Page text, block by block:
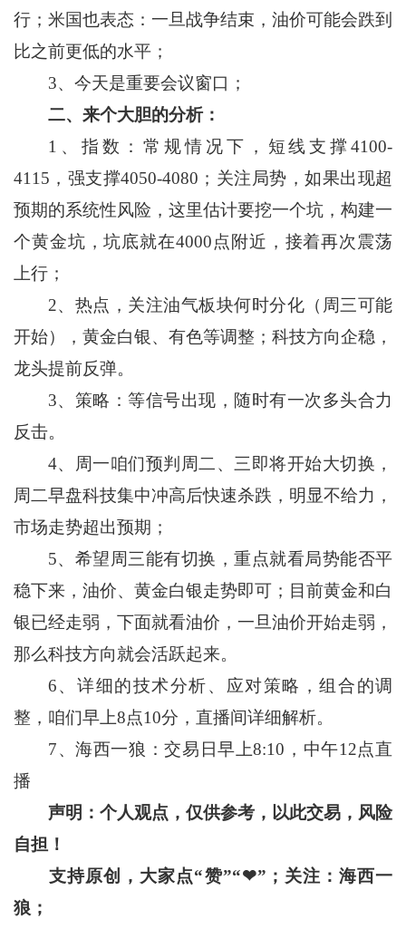
行；米国也表态：一旦战争结束，油价可能会跌到
比之前更低的水平；
3、今天是重要会议窗口；
二、 来个大胆的分析：
1、指数：常规情况下，短线支撑4100-
4115，强支撑4050-4080；关注局势，如果出现超
预期的系统性风险，这里估计要挖一个坑，构建一
个黄金坑，坑底就在4000点附近，接着再次震荡
上行；
2、热点，关注油气板块何时分化（周三可能
开始），黄金白银、有色等调整；科技方向企稳，
龙头提前反弹。
3、策略：等信号出现，随时有一次多头合力
反击。
4、周一咱们预判周二、三即将开始大切换，
周二早盘科技集中冲高后快速杀跌，明显不给力，
市场走势超出预期；
5、希望周三能有切换，重点就看局势能否平
稳下来，油价、黄金白银走势即可；目前黄金和白
银已经走弱，下面就看油价，一旦油价开始走弱，
那么科技方向就会活跃起来。
6、详细的技术分析、应对策略，组合的调
整，咱们早上8点10分，直播间详细解析。
7、海西一狼：交易日早上8:10，中午12点直
播
声明：个人观点，仅供参考，以此交易，风险
自担！
支持原创，大家点“赞”“❤” ；关注：海西一
狼；